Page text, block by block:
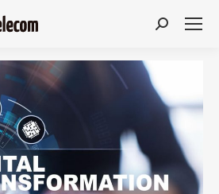
Search: